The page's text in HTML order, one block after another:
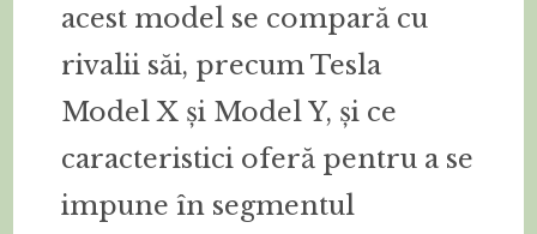
acest model se compară cu
rivalii săi, precum Tesla
Model X și Model Y, și ce
caracteristici oferă pentru a se
impune în segmentul